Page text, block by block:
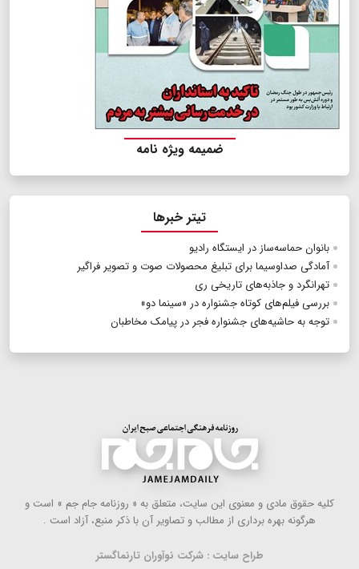
ضمیمه ویژه نامه
تیتر خبرها
بانوان حماسه‌ساز در ایستگاه رادیو
آمادگی صداوسیما برای تبلیغ محصولات صوت و تصویر فراگیر
تهرانگرد و جاذبه‌های تاریخی ری
بررسی فیلم‌های کوتاه جشنواره در «سینما دو»
توجه به حاشیه‌های جشنواره فجر در پیامک مخاطبان
كلیه حقوق مادی و معنوی این سایت، متعلق به « روزنامه جام جم » است و
هرگونه بهره ‌برداری از مطالب و تصاویر آن با ذكر منبع، آزاد است .
طراح سایت : شرکت نوآوران تارنماگستر